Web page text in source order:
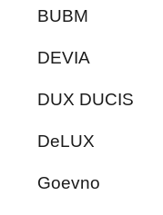
BUBM
DEVIA
DUX DUCIS
DeLUX
Goevno